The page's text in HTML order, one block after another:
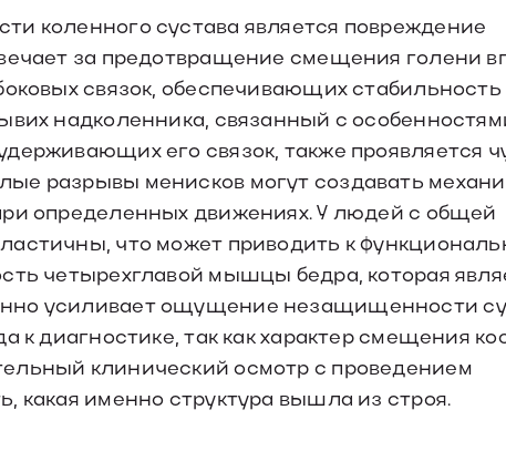
коленного сустава является повреждение
за предотвращение смещения голени
связок, обеспечивающих стабильность
надколенника, связанный с
его связок, также проявляется
разрывы менисков могут создавать
определенных движениях. У людей с общей
что может приводить к
четырехглавой мышцы бедра, которая
усиливает ощущение незащищенности
к диагностике, так как характер смещения
клинический осмотр с проведением
какая именно структура вышла из строя.